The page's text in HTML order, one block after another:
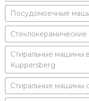
Посудомоечные
Стиральные машины
Kuppersberg
Стиральные машины